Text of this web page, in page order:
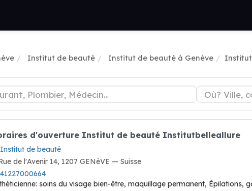
Institut de beauté Institut de beauté à Genève
d'ouverture Institut de beauté Institutbelleallure
Institut de beauté
de l'Avenir 14, 1207 GENèVE — Suisse
41227000664
soins du visage bien-être, maquillage permanent, Épilations,